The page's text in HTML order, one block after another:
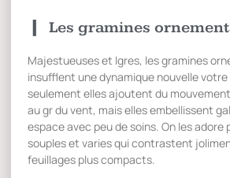
Les gramines
Majestueuses et lgres, les gramines
insufflent une dynamique nouvelle
seulement elles ajoutent du
au gr du vent, mais elles embellissent
espace avec peu de soins. On les adore
souples et varies qui contrastent
feuillages plus compacts.